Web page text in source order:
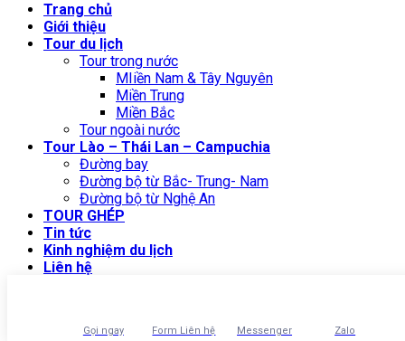
Trang chủ
Giới thiệu
Tour du lịch
Tour trong nước
MIiền Nam & Tây Nguyên
Miền Trung
Miền Bắc
Tour ngoài nước
Tour Lào – Thái Lan – Campuchia
Đường bay
Đường bộ từ Bắc- Trung- Nam
Đường bộ từ Nghệ An
TOUR GHÉP
Tin tức
Kinh nghiệm du lịch
Liên hệ
Gọi ngay Form Liên hệ Messenger Zalo